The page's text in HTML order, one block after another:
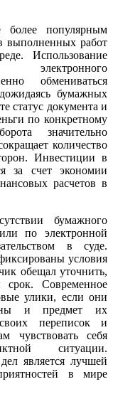
более популярным
выполненных работ
Использование
электронного
обмениваться
бумажных
статус документа и
по конкретному
значительно
количество
Инвестиции в
за счет экономии
расчетов в
бумажного
по электронной
в суде.
условия
обещал уточнить,
Современное
улики, если они
и предмет их
переписок и
чувствовать себя
ситуации.
является лучшей
в мире